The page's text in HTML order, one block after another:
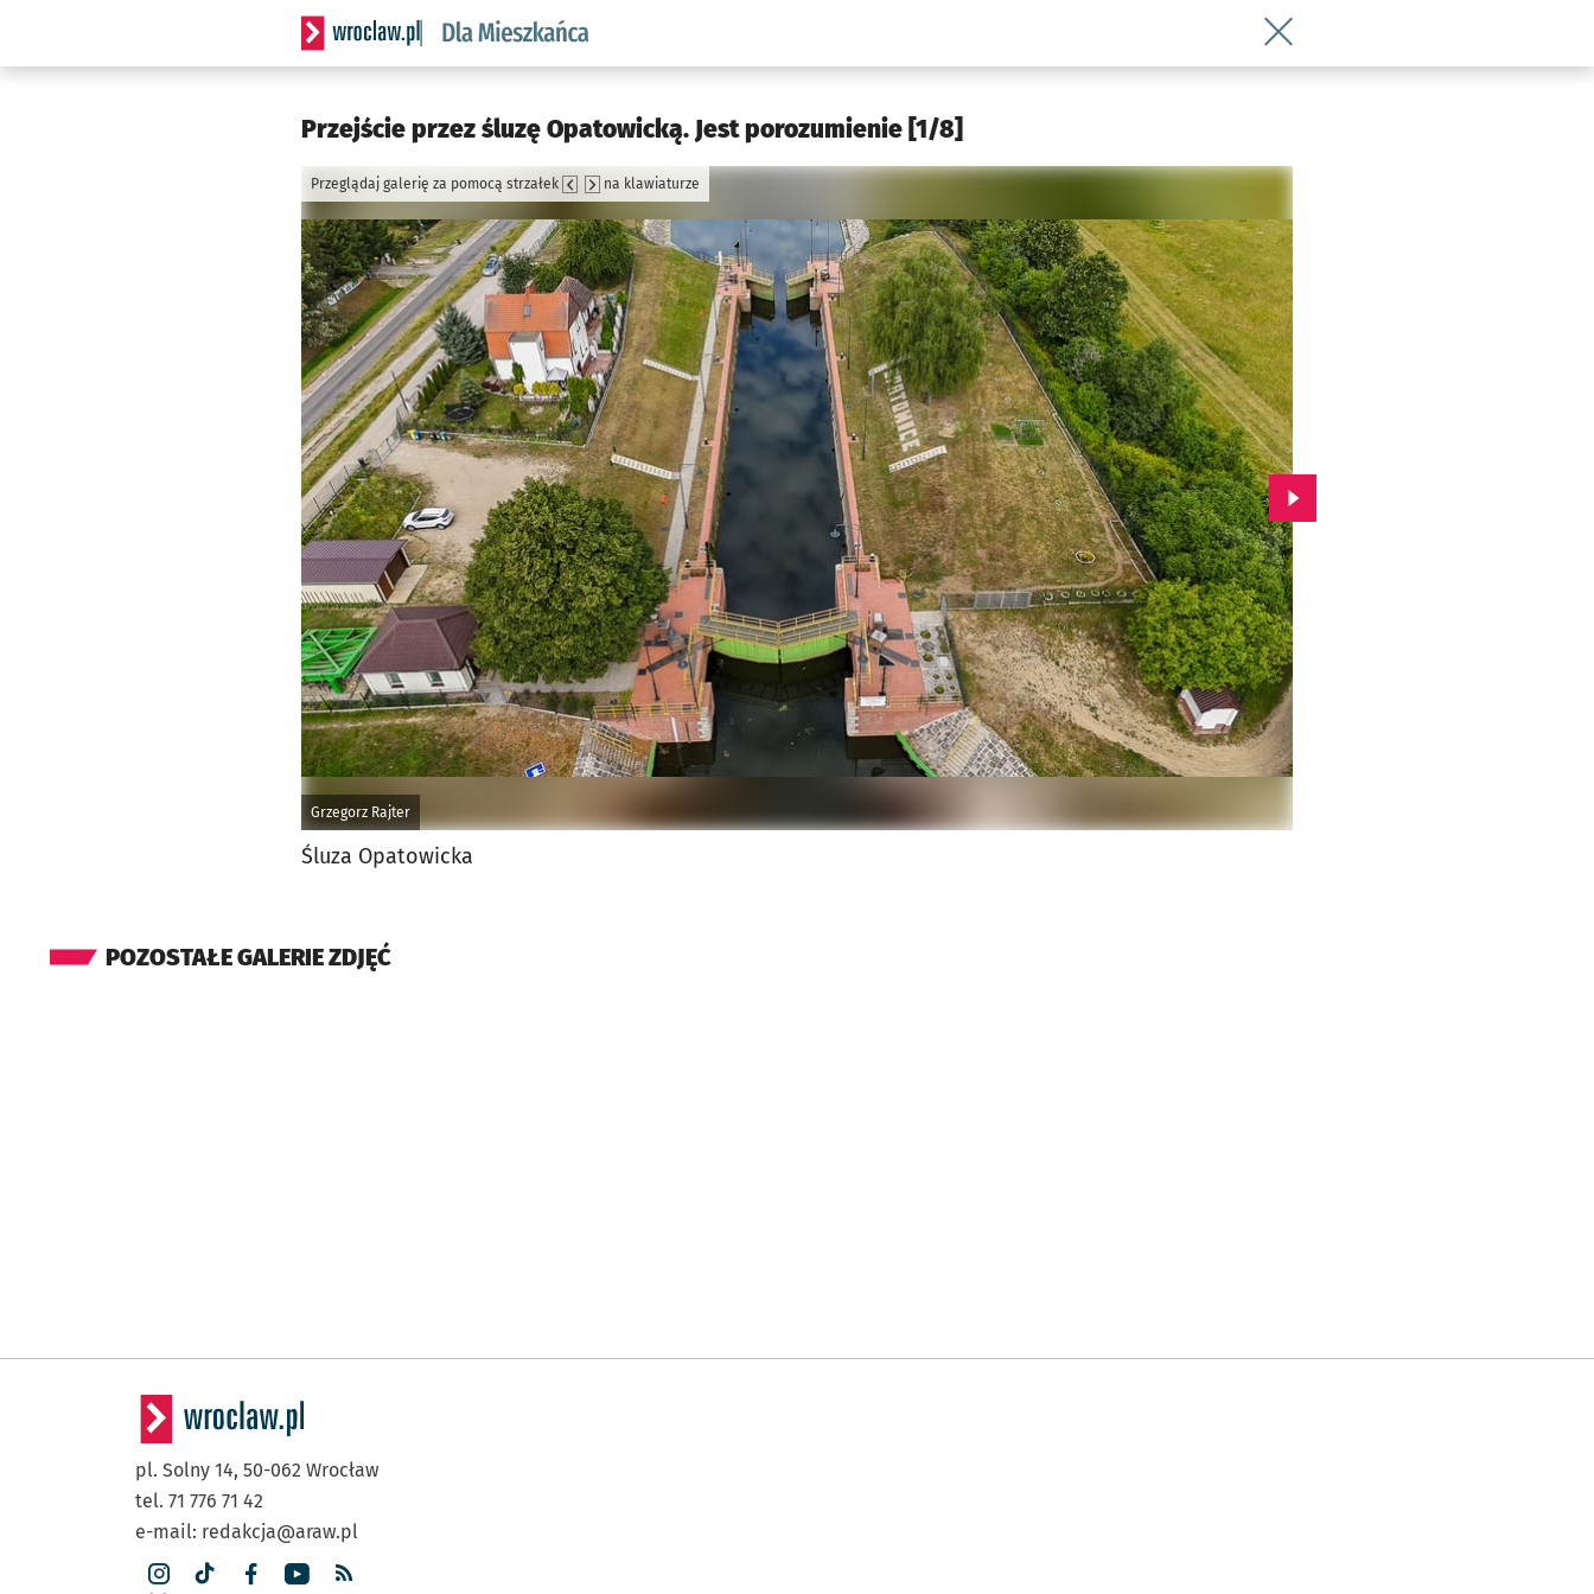
Serwis informacyjny wroclaw.pl podserwis: Dla mieszkańca
Wróć do artykułu Przejście przez
Przejście przez śluzę Opatowicką. Jest porozumienie [1/8]
Grzegorz Rajter
Przeglądaj galerię za pomocą strzałek na klawiaturze
Przejdź do kolejnego zdjęcia.
Śluza Opatowicka
POZOSTAŁE GALERIE ZDJĘĆ
pl. Solny 14, 50-062 Wrocław
tel. 71 776 71 42
e-mail: redakcja@araw.pl